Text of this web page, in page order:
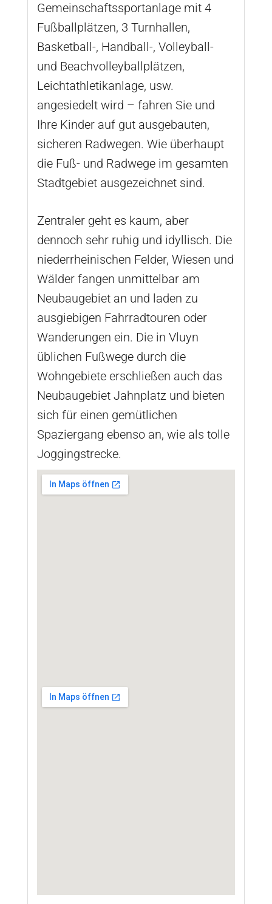
Gemeinschaftssportanlage mit 4
Fußballplätzen, 3 Turnhallen,
Basketball-, Handball-, Volleyball-
und Beachvolleyballplätzen,
Leichtathletikanlage, usw.
angesiedelt wird – fahren Sie und
Ihre Kinder auf gut ausgebauten,
sicheren Radwegen. Wie überhaupt
die Fuß- und Radwege im gesamten
Stadtgebiet ausgezeichnet sind.
Zentraler geht es kaum, aber
dennoch sehr ruhig und idyllisch. Die
niederrheinischen Felder, Wiesen und
Wälder fangen unmittelbar am
Neubaugebiet an und laden zu
ausgiebigen Fahrradtouren oder
Wanderungen ein. Die in Vluyn
üblichen Fußwege durch die
Wohngebiete erschließen auch das
Neubaugebiet Jahnplatz und bieten
sich für einen gemütlichen
Spaziergang ebenso an, wie als tolle
Joggingstrecke.